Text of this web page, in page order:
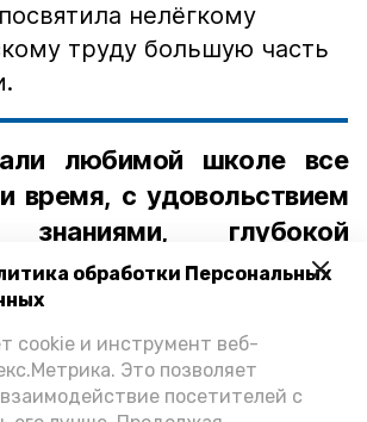
обработки Персональных
cookie и инструмент веб-
Это позволяет
посетителей с
нелёгкому
труду большую часть
любимой школе все
время, с удовольствием
знаниями, глубокой
и большим накопленным
своими учениками и
своим ученикам! И мы
за это благодарны!» —
директор школы